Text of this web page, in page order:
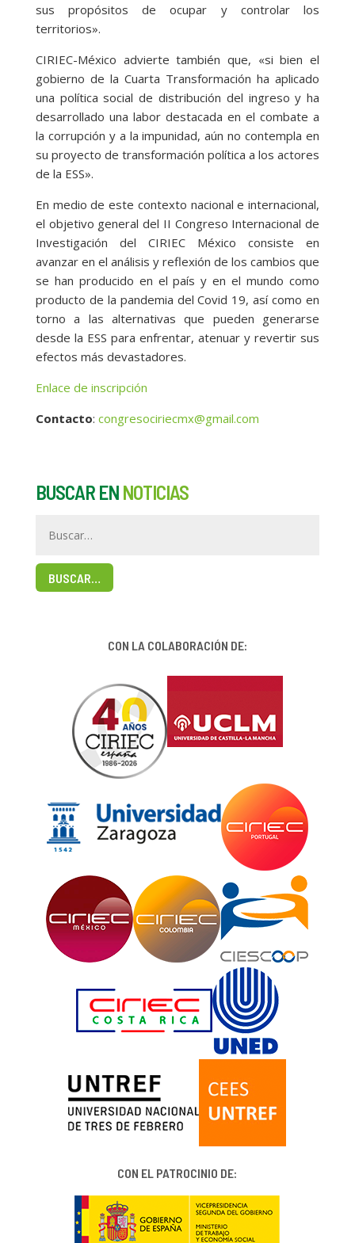
sus propósitos de ocupar y controlar los
territorios».
CIRIEC-México advierte también que, «si bien el
gobierno de la Cuarta Transformación ha aplicado
una política social de distribución del ingreso y ha
desarrollado una labor destacada en el combate a
la corrupción y a la impunidad, aún no contempla en
su proyecto de transformación política a los actores
de la ESS».
En medio de este contexto nacional e internacional,
el objetivo general del II Congreso Internacional de
Investigación del CIRIEC México consiste en
avanzar en el análisis y reflexión de los cambios que
se han producido en el país y en el mundo como
producto de la pandemia del Covid 19, así como en
torno a las alternativas que pueden generarse
desde la ESS para enfrentar, atenuar y revertir sus
efectos más devastadores.
Enlace de inscripción
Contacto: congresociriecmx@gmail.com
BUSCAR EN NOTICIAS
BUSCAR…
CON LA COLABORACIÓN DE:
CON EL PATROCINIO DE: